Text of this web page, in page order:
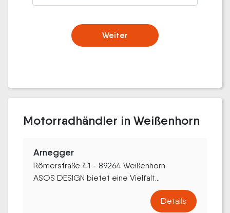
Weiter
Motorradhändler in Weißenhorn
Arnegger
Römerstraße 41 - 89264 Weißenhorn
ASOS DESIGN bietet eine Vielfalt...
Details